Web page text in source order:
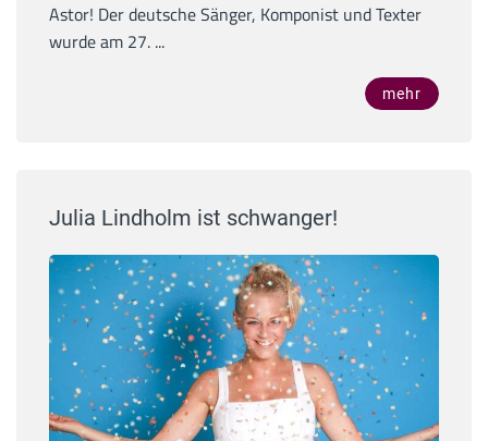
Astor! Der deutsche Sänger, Komponist und Texter
wurde am 27. ...
mehr
Julia Lindholm ist schwanger!